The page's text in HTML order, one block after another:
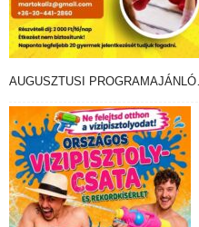
AUGUSZTUSI